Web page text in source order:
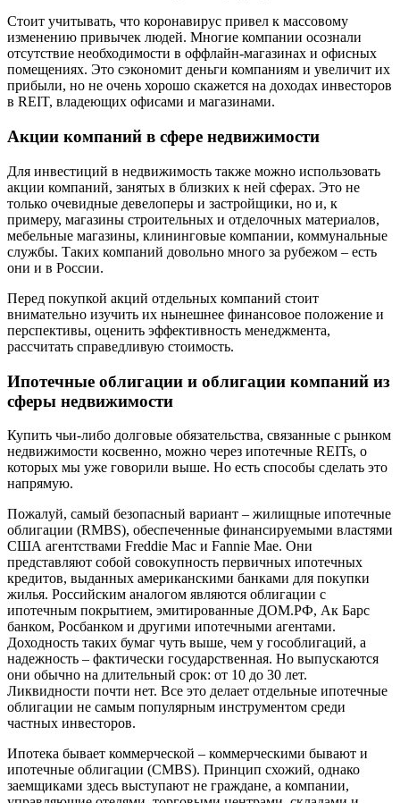
Стоит учитывать, что коронавирус привел к массовому
изменению привычек людей. Многие компании осознали
отсутствие необходимости в оффлайн-магазинах и офисных
помещениях. Это сэкономит деньги компаниям и увеличит их
прибыли, но не очень хорошо скажется на доходах инвесторов
в REIT, владеющих офисами и магазинами.
Акции компаний в сфере недвижимости
Для инвестиций в недвижимость также можно использовать
акции компаний, занятых в близких к ней сферах. Это не
только очевидные девелоперы и застройщики, но и, к
примеру, магазины строительных и отделочных материалов,
мебельные магазины, клининговые компании, коммунальные
службы. Таких компаний довольно много за рубежом – есть
они и в России.
Перед покупкой акций отдельных компаний стоит
внимательно изучить их нынешнее финансовое положение и
перспективы, оценить эффективность менеджмента,
рассчитать справедливую стоимость.
Ипотечные облигации и облигации компаний из
сферы недвижимости
Купить чьи-либо долговые обязательства, связанные с рынком
недвижимости косвенно, можно через ипотечные REITs, о
которых мы уже говорили выше. Но есть способы сделать это
напрямую.
Пожалуй, самый безопасный вариант – жилищные ипотечные
облигации (RMBS), обеспеченные финансируемыми властями
США агентствами Freddie Mac и Fannie Mae. Они
представляют собой совокупность первичных ипотечных
кредитов, выданных американскими банками для покупки
жилья. Российским аналогом являются облигации с
ипотечным покрытием, эмитированные ДОМ.РФ, Ак Барс
банком, Росбанком и другими ипотечными агентами.
Доходность таких бумаг чуть выше, чем у гособлигаций, а
надежность – фактически государственная. Но выпускаются
они обычно на длительный срок: от 10 до 30 лет.
Ликвидности почти нет. Все это делает отдельные ипотечные
облигации не самым популярным инструментом среди
частных инвесторов.
Ипотека бывает коммерческой – коммерческими бывают и
ипотечные облигации (CMBS). Принцип схожий, однако
заемщиками здесь выступают не граждане, а компании,